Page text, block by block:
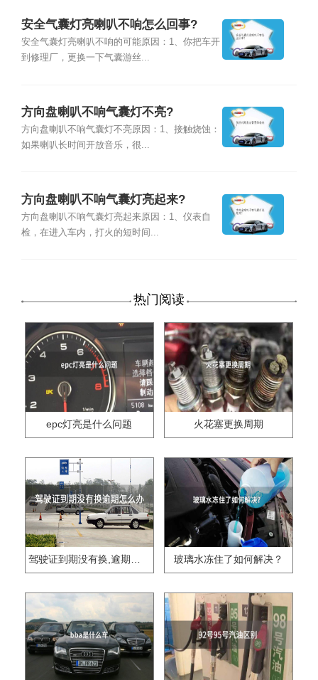
安全气囊灯亮喇叭不响怎么回事?
安全气囊灯亮喇叭不响的可能原因：1、你把车开
到修理厂，更换一下气囊游丝...
方向盘喇叭不响气囊灯不亮?
方向盘喇叭不响气囊灯不亮原因：1、接触烧蚀：
如果喇叭长时间开放音乐，很...
方向盘喇叭不响气囊灯亮起来?
方向盘喇叭不响气囊灯亮起来原因：1、仪表自
检，在进入车内，打火的短时间...
热门阅读
epc灯亮是什么问题 火花塞更换周期
驾驶证到期没有换,逾期怎么办?? 玻璃水冻住了如何解决？